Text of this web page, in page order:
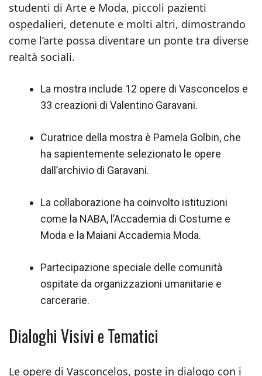
studenti di Arte e Moda, piccoli pazienti
ospedalieri, detenute e molti altri, dimostrando
come l’arte possa diventare un ponte tra diverse
realtà sociali.
La mostra include 12 opere di Vasconcelos e
33 creazioni di Valentino Garavani.
Curatrice della mostra è Pamela Golbin, che
ha sapientemente selezionato le opere
dall’archivio di Garavani.
La collaborazione ha coinvolto istituzioni
come la NABA, l’Accademia di Costume e
Moda e la Maiani Accademia Moda.
Partecipazione speciale delle comunità
ospitate da organizzazioni umanitarie e
carcerarie.
Dialoghi Visivi e Tematici
Le opere di Vasconcelos, poste in dialogo con i